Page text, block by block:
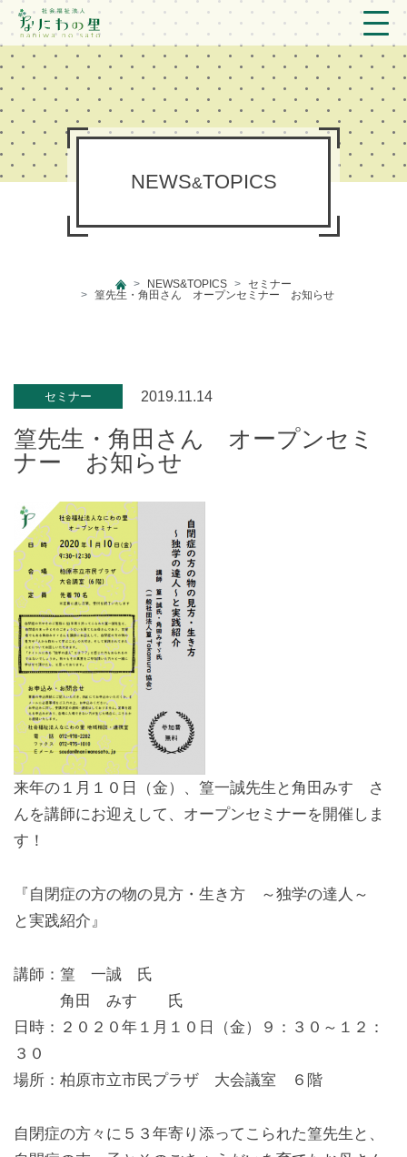
トップ
法人概要/アクセス
こども/相談支援
新着情報
プライバシーポリシー
NEWS&TOPICS
NEWS&TOPICS
セミナー
篁先生・角田さん オープンセミナー お知らせ
セミナー 2019.11.14
篁先生・角田さん オープンセミ
ナー お知らせ
来年の１月１０日（金）、篁一誠先生と角田みすゞさ
んを講師にお迎えして、オープンセミナーを開催しま
す！
『自閉症の方の物の見方・生き方 ～独学の達人～
と実践紹介』
講師：篁 一誠 氏
角田 みすゞ 氏
日時：２０２０年１月１０日（金）９：３０～１２：
３０
場所：柏原市立市民プラザ 大会議室 ６階
自閉症の方々に５３年寄り添ってこられた篁先生と、